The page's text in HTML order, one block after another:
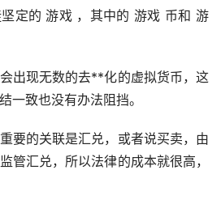
定的 游戏 ，其中的 游戏 币和 游
出现无数的去**化的虚拟货币，这
一致也没有办法阻挡。
要的关联是汇兑，或者说买卖，由
管汇兑，所以法律的成本就很高，